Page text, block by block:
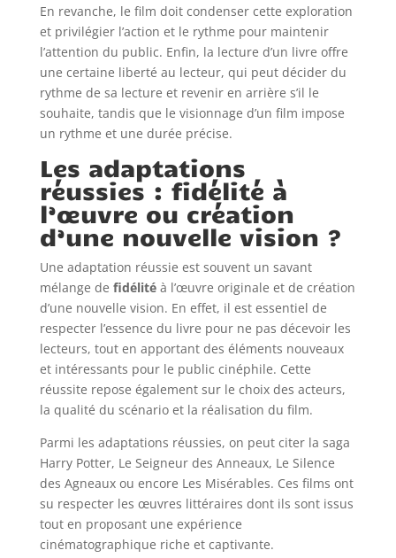
En revanche, le film doit condenser cette exploration
et privilégier l’action et le rythme pour maintenir
l’attention du public. Enfin, la lecture d’un livre offre
une certaine liberté au lecteur, qui peut décider du
rythme de sa lecture et revenir en arrière s’il le
souhaite, tandis que le visionnage d’un film impose
un rythme et une durée précise.
Les adaptations
réussies : fidélité à
l’œuvre ou création
d’une nouvelle vision ?
Une adaptation réussie est souvent un savant
mélange de fidélitéà l’œuvre originale et de création
d’une nouvelle vision. En effet, il est essentiel de
respecter l’essence du livre pour ne pas décevoir les
lecteurs, tout en apportant des éléments nouveaux
et intéressants pour le public cinéphile. Cette
réussite repose également sur le choix des acteurs,
la qualité du scénario et la réalisation du film.
Parmi les adaptations réussies, on peut citer la saga
Harry Potter, Le Seigneur des Anneaux, Le Silence
des Agneaux ou encore Les Misérables. Ces films ont
su respecter les œuvres littéraires dont ils sont issus
tout en proposant une expérience
cinématographique riche et captivante.